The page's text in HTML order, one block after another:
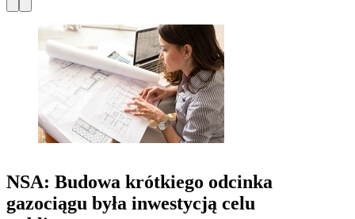
NSA: Budowa krótkiego odcinka
gazociągu była inwestycją celu